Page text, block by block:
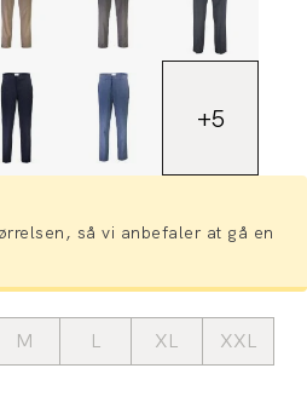
+5
så vi anbefaler at gå en
M L XL
XXL